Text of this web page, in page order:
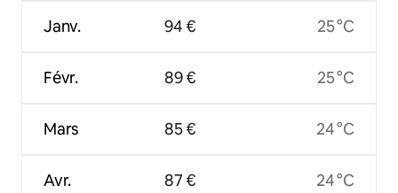
Janv.
Févr.
Mars
Avr.
94 €
89 €
85 €
87 €
25 °C
25 °C
24 °C
24 °C